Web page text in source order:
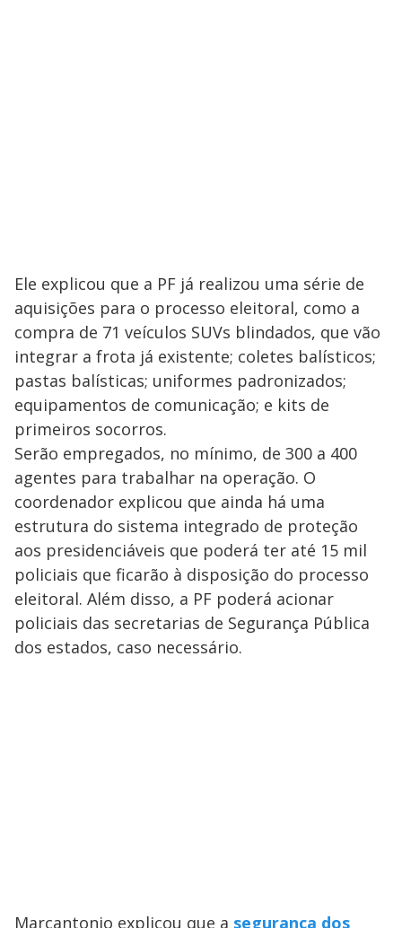
Ele explicou que a PF já realizou uma série de
aquisições para o processo eleitoral, como a
compra de 71 veículos SUVs blindados, que vão
integrar a frota já existente; coletes balísticos;
pastas balísticas; uniformes padronizados;
equipamentos de comunicação; e kits de
primeiros socorros.
Serão empregados, no mínimo, de 300 a 400
agentes para trabalhar na operação. O
coordenador explicou que ainda há uma
estrutura do sistema integrado de proteção
aos presidenciáveis que poderá ter até 15 mil
policiais que ficarão à disposição do processo
eleitoral. Além disso, a PF poderá acionar
policiais das secretarias de Segurança Pública
dos estados, caso necessário.
Marcantonio explicou que a segurança dos